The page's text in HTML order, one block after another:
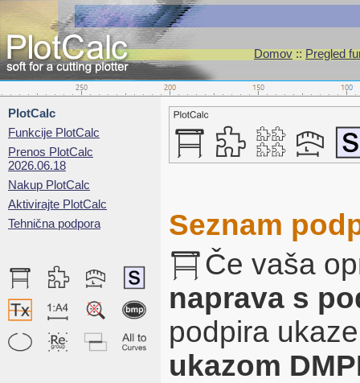
Domov::Pregled
PlotCalc
Funkcije PlotCalc
Prenos PlotCalc
2026.06.18
Nakup PlotCalc
Aktivirajte PlotCalc
Tehnična podpora
Seznam
Če vaša
naprava s
podpira
ukazom